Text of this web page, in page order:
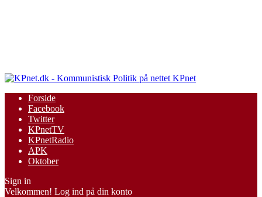
KPnet
Forside
Facebook
Twitter
KPnetTV
KPnetRadio
APK
Oktober
Sign in
Velkommen! Log ind på din konto